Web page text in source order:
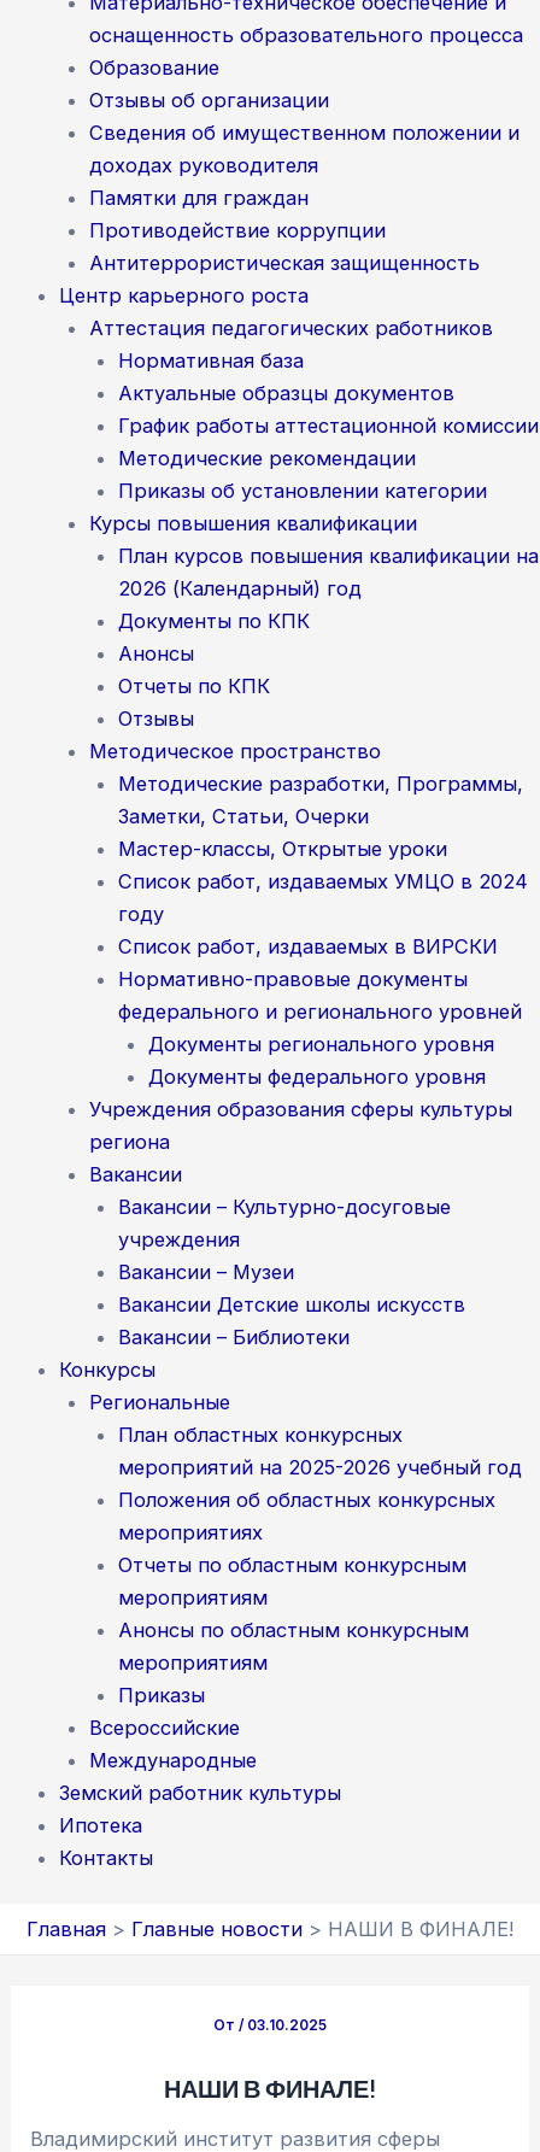
оснащенность образовательного процесса
Образование
Отзывы об организации
Сведения об имущественном положении и
доходах руководителя
Памятки для граждан
Противодействие коррупции
Антитеррористическая защищенность
Центр карьерного роста
Аттестация педагогических работников
Нормативная база
Актуальные образцы документов
График работы аттестационной комиссии
Методические рекомендации
Приказы об установлении категории
Курсы повышения квалификации
План курсов повышения квалификации на
2026 (Календарный) год
Документы по КПК
Анонсы
Отчеты по КПК
Отзывы
Методическое пространство
Методические разработки, Программы,
Заметки, Статьи, Очерки
Мастер-классы, Открытые уроки
Список работ, издаваемых УМЦО в 2024
году
Список работ, издаваемых в ВИРСКИ
Нормативно-правовые документы
федерального и регионального уровней
Документы регионального уровня
Документы федерального уровня
Учреждения образования сферы культуры
региона
Вакансии
Вакансии – Культурно-досуговые
учреждения
Вакансии – Музеи
Вакансии Детские школы искусств
Вакансии – Библиотеки
Конкурсы
Региональные
План областных конкурсных
мероприятий на 2025-2026 учебный год
Положения об областных конкурсных
мероприятиях
Отчеты по областным конкурсным
мероприятиям
Анонсы по областным конкурсным
мероприятиям
Приказы
Всероссийские
Международные
Земский работник культуры
Ипотека
Контакты
Главная Главные новости НАШИ В ФИНАЛЕ!
От / 03.10.2025
НАШИ В ФИНАЛЕ!
Владимирский институт развития сферы